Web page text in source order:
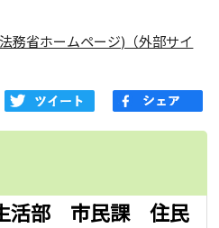
務省ホームページ)（外部サイ
活部 市民課 住民